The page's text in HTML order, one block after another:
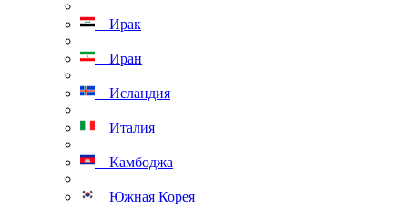
Ирак
Иран
Исландия
Италия
Камбоджа
Южная Корея